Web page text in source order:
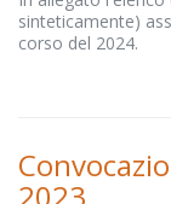
sinteticamente)
corso del 2024.